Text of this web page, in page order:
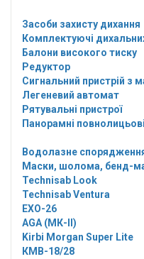
Засоби захисту дихання
Комплектуючі
Балони високого тиску
Редуктор
Сигнальний пристрій з
Легеневий автомат
Рятувальні пристрої
Панорамні
Водолазне спорядження
Маски, шолома, бенд-
Technisab Look
Technisab Ventura
EXO-26
AGA (МК-II)
Kirbi Morgan Super Lite
КМВ-18/28